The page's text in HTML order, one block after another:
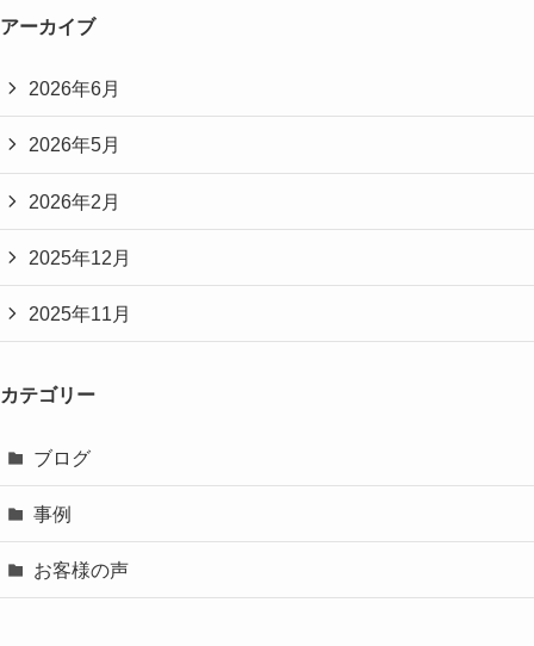
アーカイブ
2026年6月
2026年5月
2026年2月
2025年12月
2025年11月
カテゴリー
ブログ
事例
お客様の声